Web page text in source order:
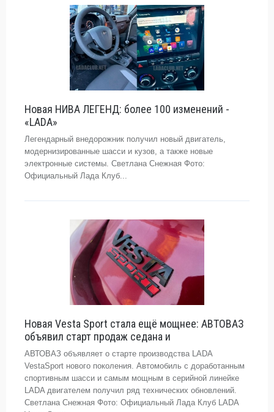
Новая НИВА ЛЕГЕНД: более 100 изменений -
«LADA»
Легендарный внедорожник получил новый двигатель,
модернизированные шасси и кузов, а также новые
электронные системы. Светлана Снежная Фото:
Официальный Лада Клуб...
Новая Vesta Sport стала ещё мощнее: АВТОВАЗ
объявил старт продаж седана и
АВТОВАЗ объявляет о старте производства LADA
VestaSport нового поколения. Автомобиль с доработанным
спортивным шасси и самым мощным в серийной линейке
LADA двигателем получил ряд технических обновлений.
Светлана Снежная Фото: Официальный Лада Клуб LADA